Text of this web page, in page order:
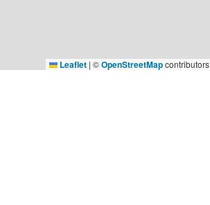
Leaflet | ©OpenStreetMapcontributors